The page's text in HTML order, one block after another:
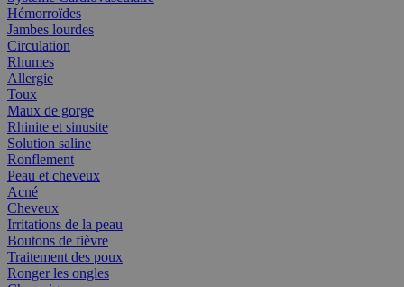
Hémorroïdes
Jambes lourdes
Circulation
Rhumes
Allergie
Toux
Maux de gorge
Rhinite et sinusite
Solution saline
Ronflement
Peau et cheveux
Acné
Cheveux
Irritations de la peau
Boutons de fièvre
Traitement des poux
Ronger les ongles